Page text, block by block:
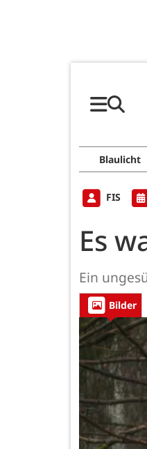
Blaulicht
FIS
Es
Ein
Bilder